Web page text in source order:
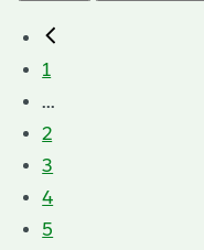
1
...
2
3
4
5